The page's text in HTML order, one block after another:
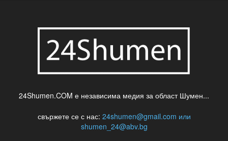
24Shumen.COM е независима медия за област Шумен...
свържете се с нас: 24shumen@gmail.com или
shumen_24@abv.bg